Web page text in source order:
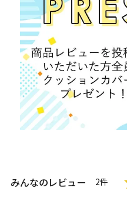
みんなのレビュー 2件